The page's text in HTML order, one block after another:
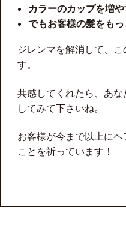
カラーのカップを増
でもお客様の髪をも
ジレンマを解消して、
す。
共感してくれたら、あ
してみて下さいね。
お客様が今まで以上に
ことを祈っています！